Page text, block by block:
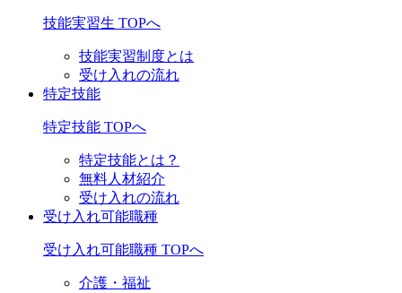
技能実習生 TOPへ
技能実習制度とは
受け入れの流れ
特定技能
特定技能 TOPへ
特定技能とは？
無料人材紹介
受け入れの流れ
受け入れ可能職種
受け入れ可能職種 TOPへ
介護・福祉